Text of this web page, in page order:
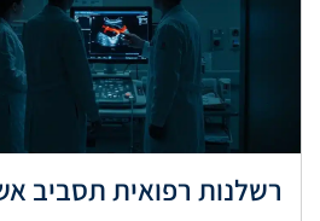
רשלנות רפואית תסביב